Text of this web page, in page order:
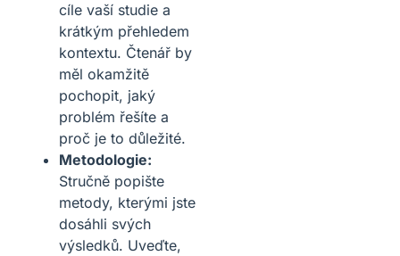
cíle vaší studie a
krátkým přehledem
kontextu. Čtenář by
měl okamžitě
pochopit, jaký
problém řešíte a
proč je to důležité.
Metodologie:
Stručně popište
metody, kterými jste
dosáhli svých
výsledků. Uveďte,